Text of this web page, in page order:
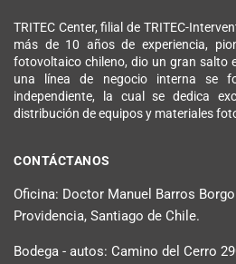
TRITEC Center, filial de TRITEC-
más de 10 años de experiencia,
fotovoltaico chileno, dio un gran salto
una línea de negocio interna se
independiente, la cual se dedica
distribución de equipos y materiales
CONTÁCTANOS
Oficina: Doctor Manuel Barros
Providencia, Santiago de Chile.
Bodega - autos: Camino del Cerro